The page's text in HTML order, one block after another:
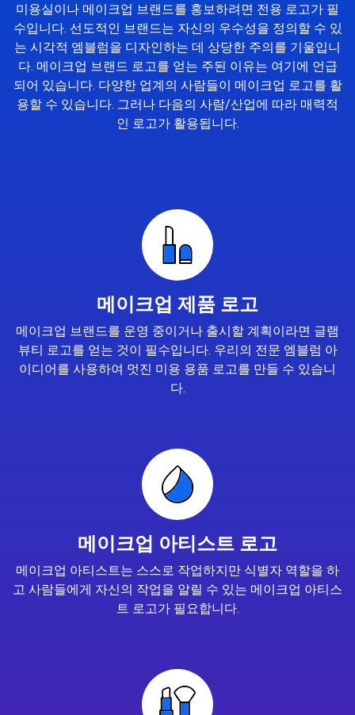
미용실이나 메이크업 브랜드를 홍보하려면 전용 로고가 필
수입니다. 선도적인 브랜드는 자신의 우수성을 정의할 수 있
는 시각적 엠블럼을 디자인하는 데 상당한 주의를 기울입니
다. 메이크업 브랜드 로고를 얻는 주된 이유는 여기에 언급
되어 있습니다. 다양한 업계의 사람들이 메이크업 로고를 활
용할 수 있습니다. 그러나 다음의 사람/산업에 따라 매력적
인 로고가 활용됩니다.
메이크업 제품 로고
메이크업 브랜드를 운영 중이거나 출시할 계획이라면 글램
뷰티 로고를 얻는 것이 필수입니다. 우리의 전문 엠블럼 아
이디어를 사용하여 멋진 미용 용품 로고를 만들 수 있습니
다.
메이크업 아티스트 로고
메이크업 아티스트는 스스로 작업하지만 식별자 역할을 하
고 사람들에게 자신의 작업을 알릴 수 있는 메이크업 아티스
트 로고가 필요합니다.